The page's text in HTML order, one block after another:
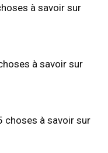
à savoir sur
à savoir sur
choses à savoir sur